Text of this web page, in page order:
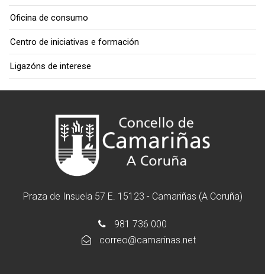
Oficina de consumo
Centro de iniciativas e formación
Ligazóns de interese
Praza de Insuela 57 E. 15123 - Camariñas (A Coruña)
981 736 000
correo@camarinas.net